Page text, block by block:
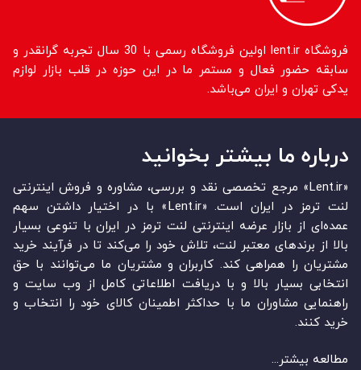
فروشگاه lent.ir اولین فروشگاه رسمی با 30 سال تجربه گرانقدر و
سابقه حضور فعال و مستمر ما در این حوزه در قلب بازار لوازم
یدکی تهران و ایران می‌باشد.
درباره ما بیشتر بخوانید
«Lent.ir» مرجع تخصصی نقد و بررسی، مشاوره و فروش اینترنتی
لنت ترمز در ایران است. «Lent.ir» با در اختیار داشتن سهم
عمده‏‌ای از بازار عرضه اینترنتی لنت ترمز در ایران با تنوعی بسیار
بالا از برندهای معتبر لنت، تلاش خود را می‌‏‏کند تا در فرآیند خرید
مشتریان را همراهی کند. کاربران و مشتریان ما می‏‏‌توانند با حق
انتخابی بسیار بالا و با دریافت اطلاعاتی کامل از وب سایت و
راهنمایی مشاوران ما با حداکثر اطمینان کالای خود را انتخاب و
خرید کنند.
مطالعه بیشتر...